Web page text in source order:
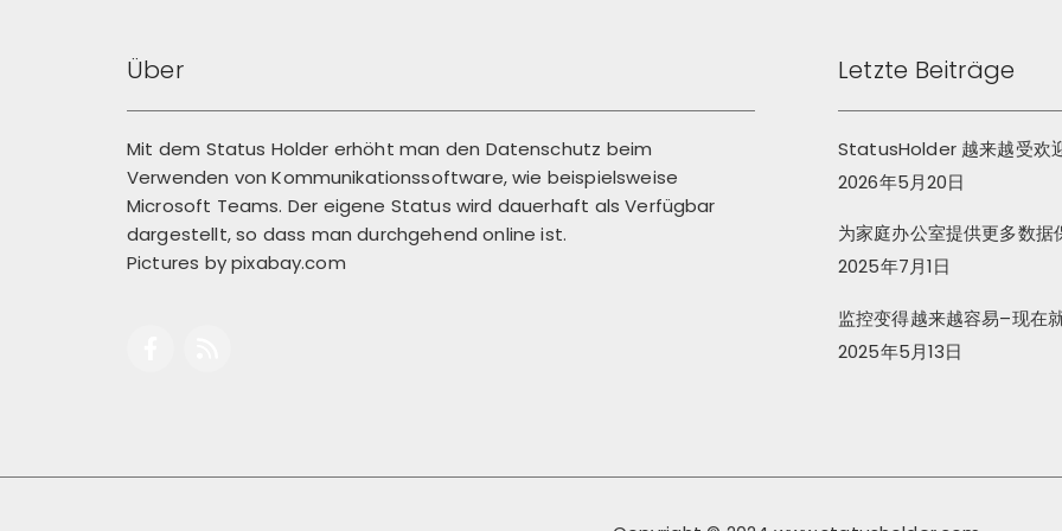
Über
Mit dem Status Holder erhöht man den Datenschutz beim
Verwenden von Kommunikationssoftware, wie beispielsweise
Microsoft Teams. Der eigene Status wird dauerhaft als Verfügbar
dargestellt, so dass man durchgehend online ist.
Pictures bypixabay.com
Letzte Beiträge
StatusHolder 越来越受欢
2026年5月20日
为家庭办公室提供更多数据
2025年7月1日
监控变得越来越容易–现在
2025年5月13日